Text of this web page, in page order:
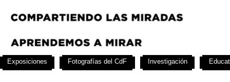
Exposiciones Fotografías del CdF Investigación